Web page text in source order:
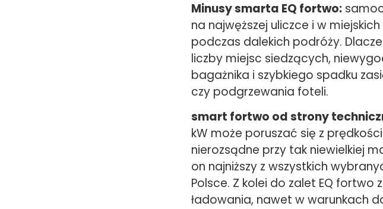
Minusy smarta EQ fortwo:
na najwęższej uliczce i w
podczas dalekich podróży.
liczby miejsc siedzących,
bagażnika i szybkiego spadku
czy podgrzewania foteli.
smart fortwo od strony
kW może poruszać się z
nierozsądne przy tak niewielkiej
on najniższy z wszystkich
Polsce. Z kolei do zalet EQ
ładowania, nawet w warunkach